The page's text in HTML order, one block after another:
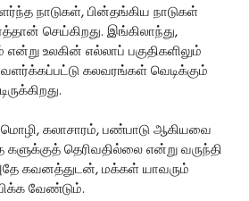
நாடுகள், பின்தங்கிய நாடுகள்
செய்கிறது. இங்கிலாந்து,
உலகின் எல்லாப் பகுதிகளிலும்
கலவரங்கள் வெடிக்கும்
கலாசாரம், பண்பாடு ஆகியவை
களுக்குத் தெரிவதில்லை என்று வருந்தி
கவனத்துடன், மக்கள் யாவரும்
வேண்டும்.